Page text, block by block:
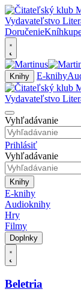
Doručenie
Knihy E-knihy
Vyhľadávanie
Prihlásiť
Vyhľadávanie
Knihy
E-knihy
Audioknihy
Hry
Filmy
Doplnky
Beletria